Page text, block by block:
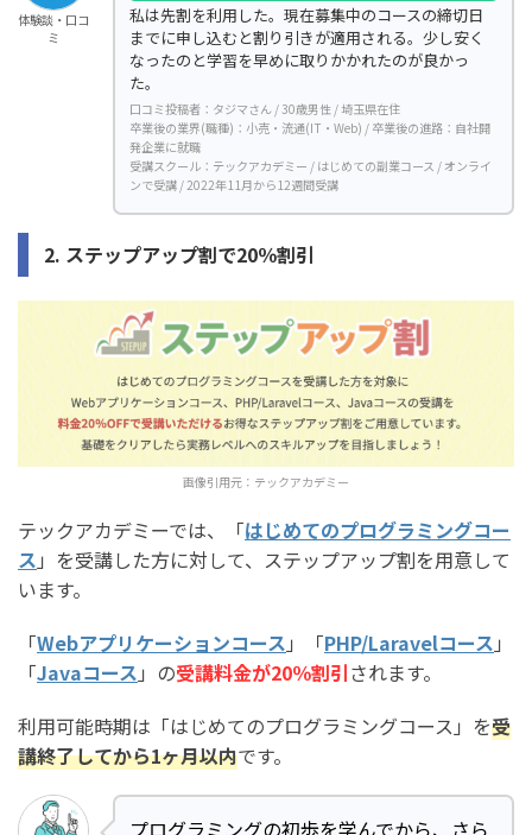
体験談・口コ
ミ
私は先割を利用した。現在募集中のコースの締切日
までに申し込むと割り引きが適用される。少し安く
なったのと学習を早めに取りかかれたのが良かっ
た。
口コミ投稿者：タジマさん / 30歳男性 / 埼玉県在住
卒業後の業界(職種)：小売・流通(IT・Web) / 卒業後の進路：自社開
発企業に就職
受講スクール：テックアカデミー / はじめての副業コース / オンライ
ンで受講 / 2022年11月から12週間受講
2. ステップアップ割で20％割引
画像引用元： テックアカデミー
テックアカデミーでは、「はじめてのプログラミングコー
ス 」を受講した方に対して、ステップアップ割を用意して
います。
「Webアプリケーションコース 」「PHP/Laravelコース 」
「Javaコース 」の受講料金が20％割引されます。
利用可能時期は「はじめてのプログラミングコース」を受
講終了してから1ヶ月以内です。